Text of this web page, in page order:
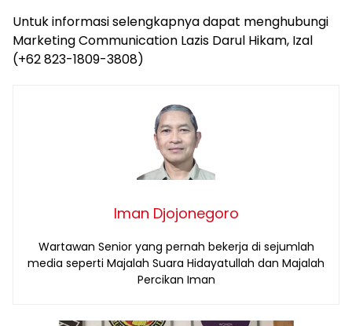
Untuk informasi selengkapnya dapat menghubungi
Marketing Communication Lazis Darul Hikam, Izal
(+62 823-1809-3808)
Iman Djojonegoro
Wartawan Senior yang pernah bekerja di sejumlah
media seperti Majalah Suara Hidayatullah dan Majalah
Percikan Iman